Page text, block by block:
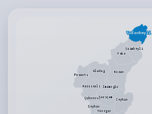
Aladağ
Ceyhan
Çukurova
Feke
İmamoğlu
Karaisalı
Kozan
Pozantı
Saimbeyli
Sarıçam
Seyhan
Yüreğir
Tufanbeyli